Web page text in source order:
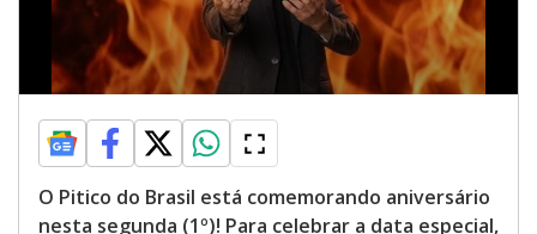
O Pitico do Brasil está comemorando aniversário
nesta segunda (1º)! Para celebrar a data especial,